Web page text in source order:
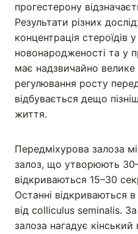
прогестерону
Результати різних
концентрація стероїдів
новонародженості та у
має надзвичайно велике
регулювання росту
відбувається дещо
життя.
Передміхурова залоза
залоз, що утворюють
відкриваються 15–30
Останні відкриваються
від colliculus seminalis.
залоза нагадує